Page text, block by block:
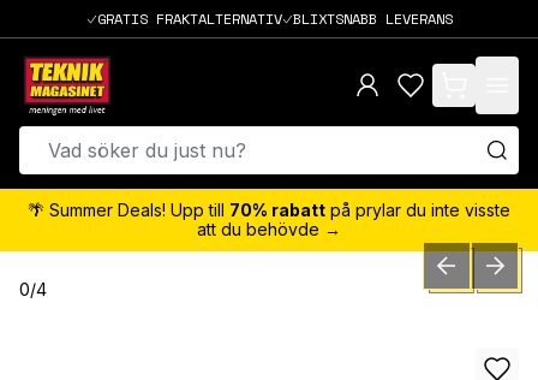
GRATIS FRAKTALTERNATIV BLIXTSNABB LEVERANS
items in cart,
🌴 Summer Deals! Upp till 70% rabatt på prylar du inte visste
att du behövde →
0/4 PREVIOUSNEXT